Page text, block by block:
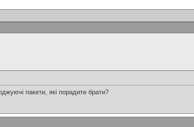
пакети, які порадите брати?